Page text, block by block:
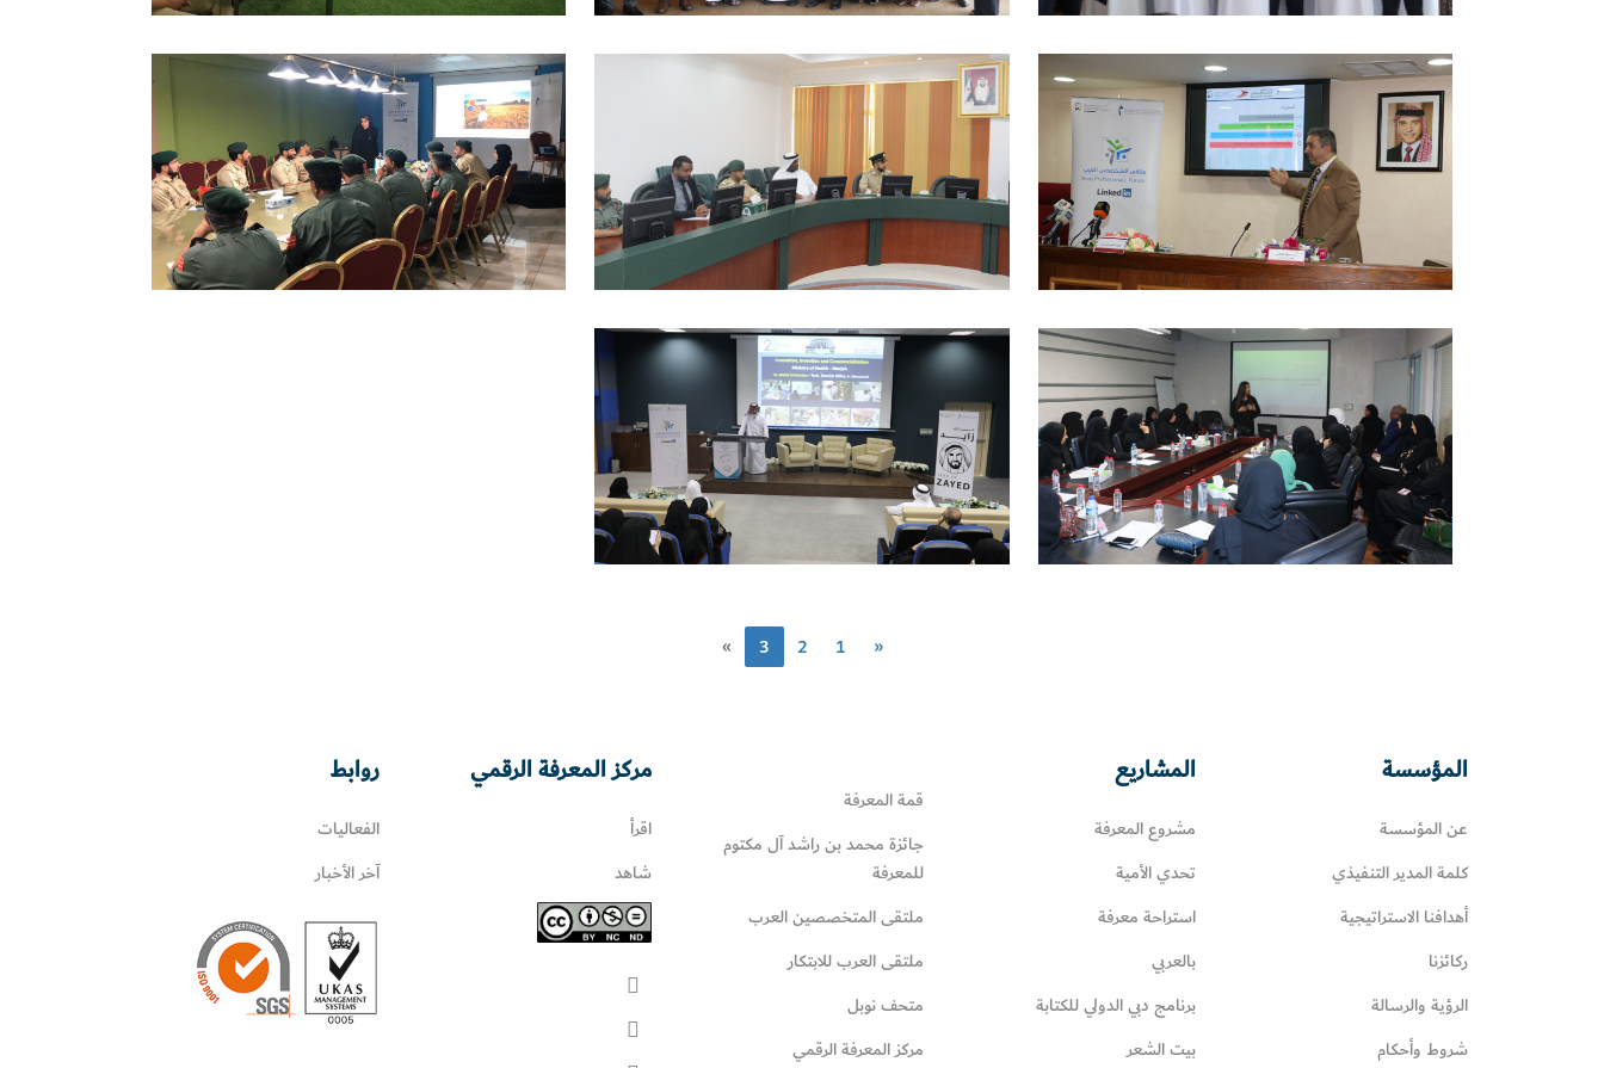
«
1
2
3
»
المؤسسة
عن المؤسسة
كلمة المدير التنفيذي
أهدافنا الاستراتيجية
ركائزنا
الرؤية والرسالة
شروط وأحكام
المشاريع
مشروع المعرفة
تحدي الأمية
استراحة معرفة
بالعربي
برنامج دبي الدولي للكتابة
بيت الشعر
قمة المعرفة
جائزة محمد بن راشد آل مكتوم
للمعرفة
ملتقى المتخصصين العرب
ملتقى العرب للابتكار
متحف نوبل
مركز المعرفة الرقمي
مركز المعرفة الرقمي
اقرأ
شاهد
روابط
الفعاليات
آخر الأخبار